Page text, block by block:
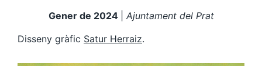
Gener de 2024
Ajuntament del Prat
Disseny gràfic Satur Herraiz.